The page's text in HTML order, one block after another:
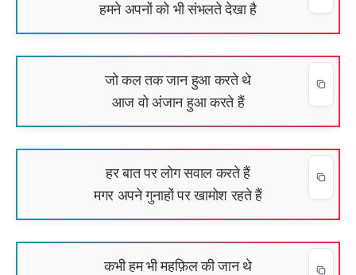
हमने अपनों को भी संभलते देखा है
जो कल तक जान हुआ करते थे
आज वो अंजान हुआ करते हैं
हर बात पर लोग सवाल करते हैं
मगर अपने गुनाहों पर खामोश रहते हैं
कभी हम भी महफ़िल की जान थे